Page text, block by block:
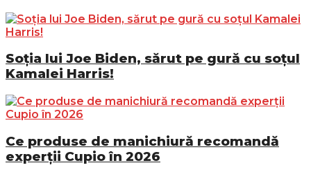
Soția lui Joe Biden, sărut pe gură cu soțul
Kamalei Harris!
Ce produse de manichiură recomandă
experții Cupio în 2026